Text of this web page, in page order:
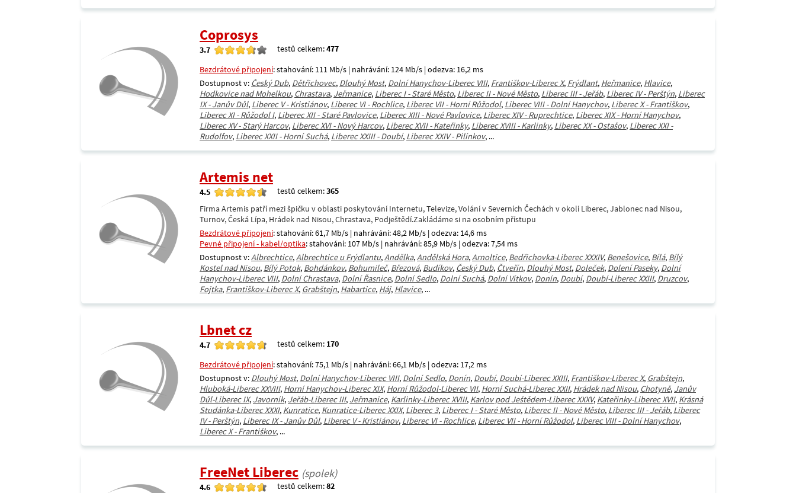
Coprosys
3.7 testů celkem:477
Bezdrátové připojení: stahování: 111 Mb/s | nahrávání: 124 Mb/s | odezva: 16,2 ms
Dostupnost v: Český Dub, Dětřichovec, Dlouhý Most, Dolní Hanychov-Liberec VIII, Františkov-Liberec X, Frýdlant, Heřmanice, Hlavice,
Hodkovice nad Mohelkou, Chrastava, Jeřmanice, Liberec I - Staré Město, Liberec II - Nové Město, Liberec III - Jeřáb, Liberec IV - Perštýn, Liberec
IX - Janův Důl, Liberec V - Kristiánov, Liberec VI - Rochlice, Liberec VII - Horní Růžodol, Liberec VIII - Dolní Hanychov, Liberec X - Františkov,
Liberec XI - Růžodol I, Liberec XII - Staré Pavlovice, Liberec XIII - Nové Pavlovice, Liberec XIV - Ruprechtice, Liberec XIX - Horní Hanychov,
Liberec XV - Starý Harcov, Liberec XVI - Nový Harcov, Liberec XVII - Kateřinky, Liberec XVIII - Karlinky, Liberec XX - Ostašov, Liberec XXI -
Rudolfov, Liberec XXII - Horní Suchá, Liberec XXIII - Doubí, Liberec XXIV - Pilínkov, ...
Artemis net
4.5 testů celkem:365
Firma Artemis patří mezi špičku v oblasti poskytování Internetu, Televize, Volání v Severních Čechách v okolí Liberec, Jablonec nad Nisou,
Turnov, Česká Lípa, Hrádek nad Nisou, Chrastava, Podještědí.Zakládáme si na osobním přístupu
Bezdrátové připojení: stahování: 61,7 Mb/s | nahrávání: 48,2 Mb/s | odezva: 14,6 ms
Pevné připojení - kabel/optika: stahování: 107 Mb/s | nahrávání: 85,9 Mb/s | odezva: 7,54 ms
Dostupnost v:Albrechtice,Albrechtice u Frýdlantu,Andělka,Andělská Hora,Arnoltice, Bedřichovka-Liberec XXXIV, Benešovice, Bílá, Bílý
Kostel nad Nisou, Bílý Potok, Bohdánkov, Bohumileč, Březová, Budíkov, Český Dub, Čtveřín, Dlouhý Most, Doleček, Dolení Paseky, Dolní
Hanychov-Liberec VIII, Dolní Chrastava, Dolní Řasnice, Dolní Sedlo, Dolní Suchá, Dolní Vítkov, Donín, Doubí, Doubí-Liberec XXIII, Druzcov,
Fojtka, Františkov-Liberec X, Grabštejn, Habartice, Háj, Hlavice, ...
Lbnet cz
4.7 testů celkem: 170
Bezdrátové připojení: stahování: 75,1 Mb/s | nahrávání: 66,1 Mb/s | odezva: 17,2 ms
Dostupnost v: Dlouhý Most, Dolní Hanychov-Liberec VIII, Dolní Sedlo, Donín, Doubí, Doubí-Liberec XXIII, Františkov-Liberec X, Grabštejn,
Hluboká-Liberec XXVIII, Horní Hanychov-Liberec XIX, Horní Růžodol-Liberec VII, Horní Suchá-Liberec XXII, Hrádek nad Nisou, Chotyně, Janův
Důl-Liberec IX, Javorník, Jeřáb-Liberec III, Jeřmanice, Karlinky-Liberec XVIII, Karlov pod Ještědem-Liberec XXXV, Kateřinky-Liberec XVII, Krásná
Studánka-Liberec XXXI, Kunratice, Kunratice-Liberec XXIX, Liberec 3, Liberec I - Staré Město, Liberec II - Nové Město, Liberec III - Jeřáb, Liberec
IV - Perštýn, Liberec IX - Janův Důl, Liberec V - Kristiánov, Liberec VI - Rochlice, Liberec VII - Horní Růžodol, Liberec VIII - Dolní Hanychov,
Liberec X - Františkov, ...
FreeNet Liberec (spolek)
4.6 testů celkem:82